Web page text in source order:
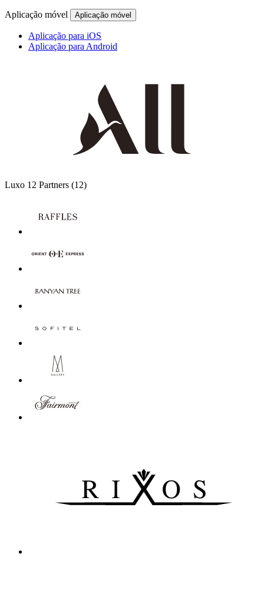
Aplicação móvel Aplicação móvel
Aplicação para iOS
Aplicação para Android
Luxo 12 Partners (12)